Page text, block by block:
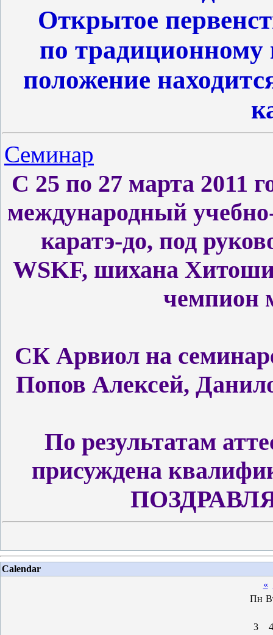
Открытое
по традиционному
положение
Семинар
С 25 по 27 марта 2011
международный
каратэ-до, под
WSKF, шихана
чемпион
СК Арвиол на
Попов Алексей,
По результатам
присуждена
Calendar
«
Пн
3
4